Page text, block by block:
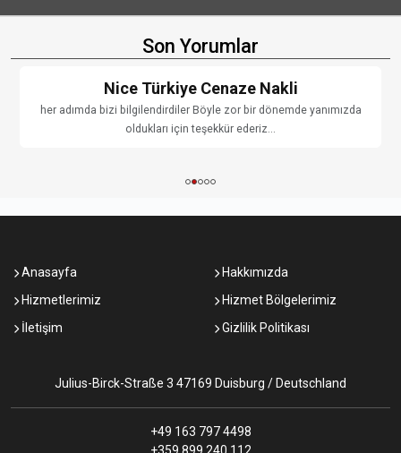
Son Yorumlar
Nice Türkiye Cenaze Nakli
her adımda bizi bilgilendirdiler Böyle zor bir dönemde yanımızda
oldukları için teşekkür ederiz...
Anasayfa
Hakkımızda
Hizmetlerimiz
Hizmet Bölgelerimiz
İletişim
Gizlilik Politikası
Julius-Birck-Straße 3 47169 Duisburg / Deutschland
+49 163 797 4498
+359 899 240 112